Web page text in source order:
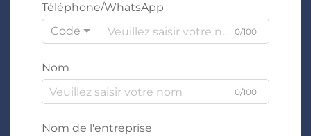
Téléphone/WhatsApp
Code
0/100
Nom
0/100
Nom de l'entreprise